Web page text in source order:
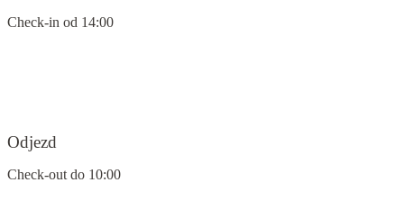
Check-in od 14:00
Odjezd
Check-out do 10:00